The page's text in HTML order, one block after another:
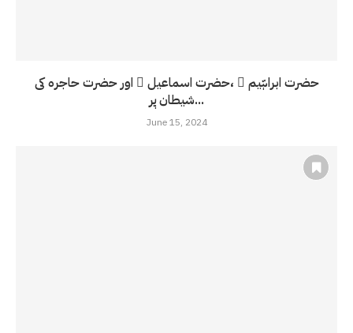
حضرت ابراہّیم ّ ،حضرت اسماعیل ّ اور حضرت حاجرہ کی
شیطان پر...
June 15, 2024